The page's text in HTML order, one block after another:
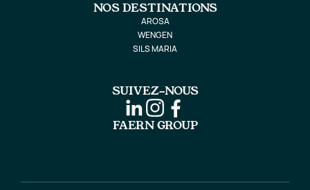
NOS DESTINATIONS
AROSA
WENGEN
SILS MARIA
SUIVEZ-NOUS
FAERN GROUP